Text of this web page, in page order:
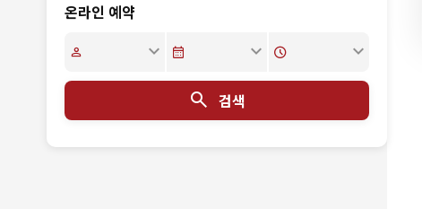
온라인 예약
검색